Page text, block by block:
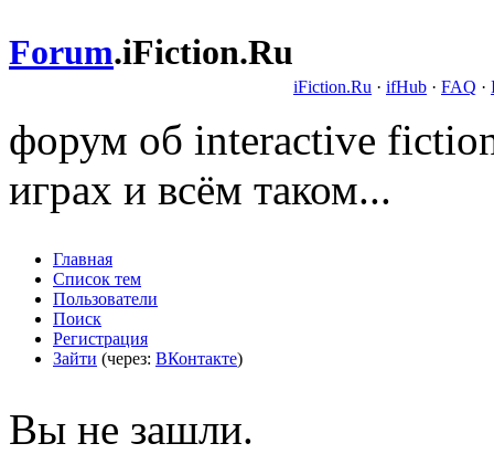
Forum.iFiction.Ru
iFiction.Ru · ifHub · FAQ ·
форум об interactive
играх и всём таком...
Главная
Список тем
Пользователи
Поиск
Регистрация
Зайти (через: ВКонтакте)
Вы не зашли.